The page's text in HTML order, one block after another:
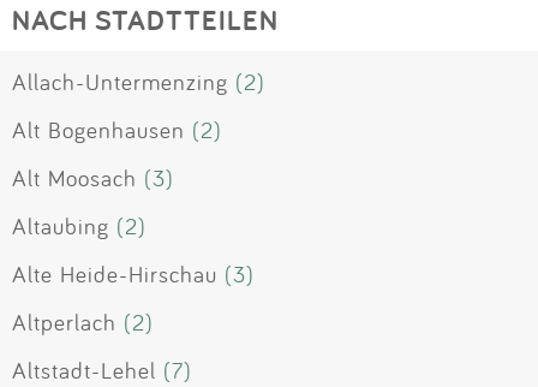
NACH STADTTEILEN
Allach-Untermenzing (2)
Alt Bogenhausen (2)
Alt Moosach (3)
Altaubing (2)
Alte Heide-Hirschau (3)
Altperlach (2)
Altstadt-Lehel (7)